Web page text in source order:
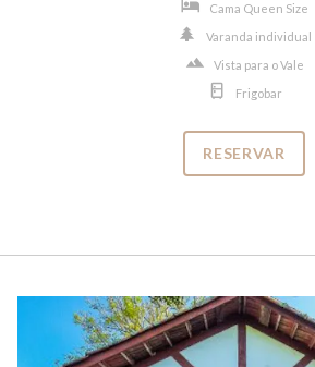
Cama Queen Size
Varanda individual
Vista para o Vale
Frigobar
RESERVAR